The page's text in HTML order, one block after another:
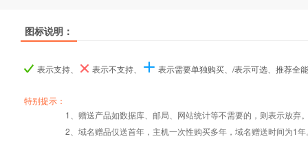
产品名称
Windows2008 Windows2008 Windows2008
产品名称
产品名称
数据定期备份
图标说明：
表示支持、 表示不支持、 表示需要单独购买、/表示可选、推荐全
特别提示：
1、赠送产品如数据库、邮局、网站统计等不需要的，则表示放弃
2、域名赠品仅送首年，主机一次性购买多年，域名赠送时间为1年